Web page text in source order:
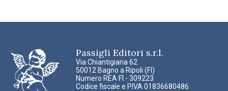
Passigli Editori s.r.l.
Via Chiantigiana 62
50012 Bagno a Ripoli (FI)
Numero REA FI - 309223
Codice fiscale e PIVA 01836680486